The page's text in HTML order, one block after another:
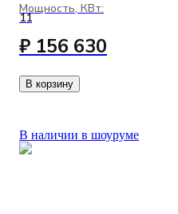
Мощность, КВт:
11
₽ 156 630
В корзину
В наличии в шоуруме